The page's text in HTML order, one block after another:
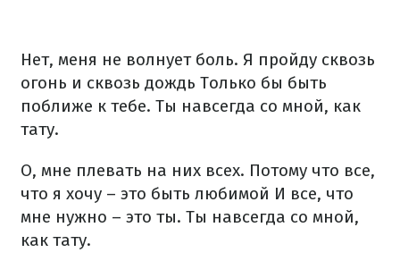
Нет, меня не волнует боль. Я пройду сквозь
огонь и сквозь дождь Только бы быть
поближе к тебе. Ты навсегда со мной, как
тату.
О, мне плевать на них всех. Потому что все,
что я хочу – это быть любимой И все, что
мне нужно – это ты. Ты навсегда со мной,
как тату.